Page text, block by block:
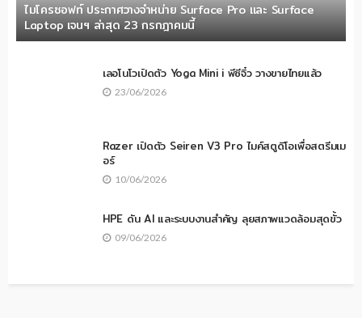
ไมโครซอฟท์ ประกาศวางจำหน่าย Surface Pro และ Surface
Laptop เจนฯ ล่าสุด 23 กรกฎาคมนี้
เลอโนโวเปิดตัว Yoga Mini i พีซีจิ๋ว วางขายไทยแล้ว
23/06/2026
Razer เปิดตัว Seiren V3 Pro ไมค์สตูดิโอเพื่อสตรีมเม
อร์
10/06/2026
HPE ดัน AI และระบบงานสำคัญ ลุยสภาพแวดล้อมสุดขั้ว
09/06/2026